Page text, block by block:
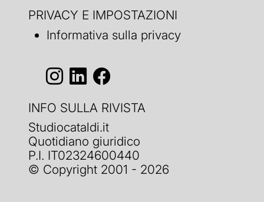
PRIVACY E IMPOSTAZIONI
Informativa sulla privacy
INFO SULLA RIVISTA
Studiocataldi.it
Quotidiano giuridico
P.I. IT02324600440
© Copyright 2001 - 2026